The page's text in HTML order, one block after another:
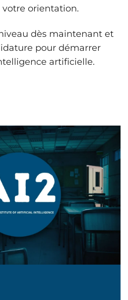
orientation.
dès maintenant et
pour démarrer
artificielle.